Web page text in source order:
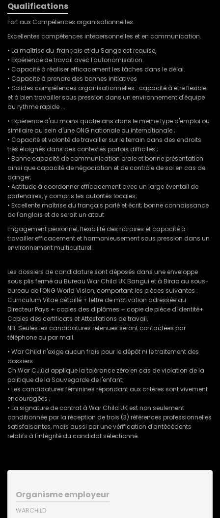
Qualifications
Fort aux Compétences organisationnelles.
Excellentes compétences intepersonnelles et en communication.
• La maîtrise du :français et du Sango est requise,
• Expérience de travail avec l'autonomisation.
• Capacité à réaliser efficacement les tâches dans le délai.
• Capacite à prendre des bonnes initiatives
• Solides compétences organisationnelles : capacité à être flexible
et à bien travailler sous pression dans un environnement d'équipe
au rythme rapide ...
• Expérience d'au moins quatre ans dans le même type d'emploi ou
similaire au sein d'une ONG nationale ou internationale ;
• Capacité et volonté de travailler sur le terrain dans des endroits
très éloignés dans des contextes parfois difficiles ;
• Bonne capacité de communication orale et bonne présentation
ainsi que capacité de négociation et de contrôle de soi en cas de
danger;
• Aptitude à coordonner efficacement avec un large éventail de
partenaires, y compris les autorités locales;
• Excellente maîtrise du français parlé et écrit; bonne connaissance
de l'anglais et de serait un atout
Engagement personnel, flexibilité des horaires et capacité à
travailler efficacement et harmonieusement sous pression dans un
environnement multiculturel.
Les dossiers de candidature sont déposés dans une enveloppe
sous plis fermé au Bureau War Child UK Bangui et à Birao au sous-
bureau de l'ONG World Vision, comportant les pièces suivantes :
Curriculum Vitae détaillé + lettre de motivation adressée au
Directeur Pays + copies des diplômes + copie de pièce d'identité+
Copies des certificats et Attestations de travail,
NB: Seules les candidatures retenues seront contactées par
téléphone ou par mail.
• War Child n'exige aucun frais pour le dépôt ni le traitement des
dossiers
Ch War CJ,üd applique la tolérance zéro en cas de violation de la
politique de la Sauvegarde de l'enfant;
• Les candidatures féminines répondant aux critères sont vivement
encouragées ;
• La signature de contrat à War Child UK est non seulement
conditionnée par la réception de trois (3) références professionnelles
satisfaisantes, mais aussi par une vérification d'antécédents
relatifs à l'intégrité du candidat sélectionné.
Organisme employeur
WARCHILD